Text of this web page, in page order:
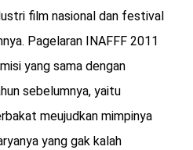
film nasional dan festival
Pagelaran INAFFF 2011
yang sama dengan
sebelumnya, yaitu
meujudkan mimpinya
yang gak kalah